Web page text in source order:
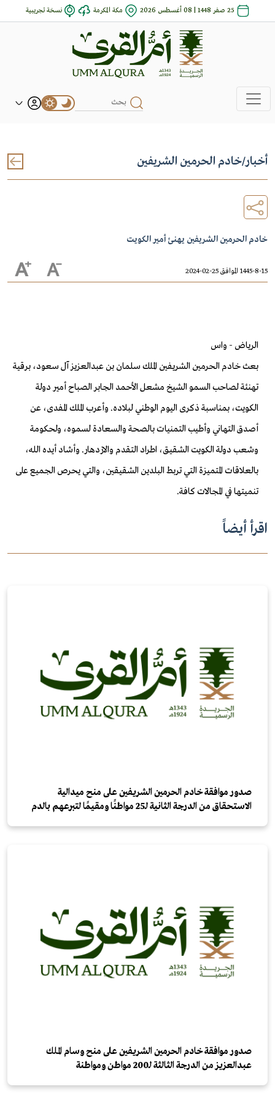
25 صفر 1448 | 08 أغسطس 2026 مكة المكرمة نسخة تجريبية
أخبار/خادم الحرمين الشريفين
خادم الحرمين الشريفين يهنئ أمير الكويت
1445-8-15 الموافق 25-02-2024
الرياض - واس
بعث خادم الحرمين الشريفين الملك سلمان بن عبدالعزيز آل سعود، برقية
تهنئة لصاحب السمو الشيخ مشعل الأحمد الجابر الصباح أمير دولة
الكويت، بمناسبة ذكرى اليوم الوطني لبلاده. وأعرب الملك المفدى، عن
أصدق التهاني وأطيب التمنيات بالصحة والسعادة لسموه، ولحكومة
وشعب دولة الكويت الشقيق، اطراد التقدم والازدهار. وأشاد أيده الله،
بالعلاقات المتميزة التي تربط البلدين الشقيقين، والتي يحرص الجميع على
تنميتها في المجالات كافة.
اقرأ أيضاً
صدور موافقة خادم الحرمين الشريفين على منح ميدالية
الاستحقاق من الدرجة الثانية لـ25 مواطنًا ومقيمًا لتبرعهم بالدم
صدور موافقة خادم الحرمين الشريفين على منح وسام الملك
عبدالعزيز من الدرجة الثالثة لـ200 مواطن ومواطنة